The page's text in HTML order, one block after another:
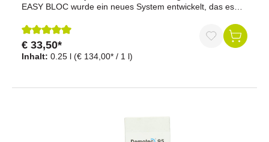
EASY BLOC wurde ein neues System entwickelt, das es
Lahmheiten einfach, schnell und kostengünstig zu
Durchschnittliche Bewertung von 5 von 5 Sternen
Inhalt: 0.25 l (€ 134,00* / 1 l)
€ 33,50*